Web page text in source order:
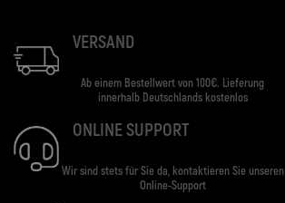
VERSAND
Ab einem Bestellwert von 100€. Lieferung
innerhalb Deutschlands kostenlos
ONLINE SUPPORT
Wir sind stets für Sie da, kontaktieren Sie unseren
Online-Support